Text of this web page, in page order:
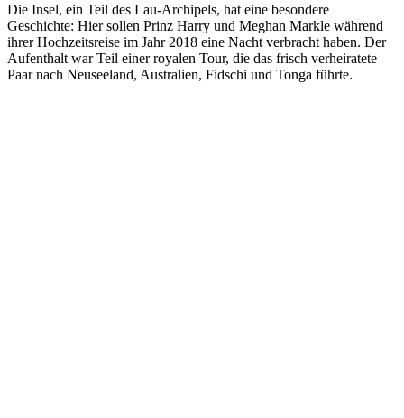
Die Insel, ein Teil des Lau-Archipels, hat eine besondere
Geschichte: Hier sollen Prinz Harry und Meghan Markle während
ihrer Hochzeitsreise im Jahr 2018 eine Nacht verbracht haben. Der
Aufenthalt war Teil einer royalen Tour, die das frisch verheiratete
Paar nach Neuseeland, Australien, Fidschi und Tonga führte.